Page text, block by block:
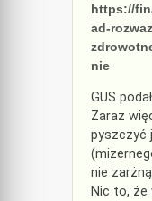
https://
ad-
nie
GUS
Zaraz
pyszczyć
nie
Nic to, że